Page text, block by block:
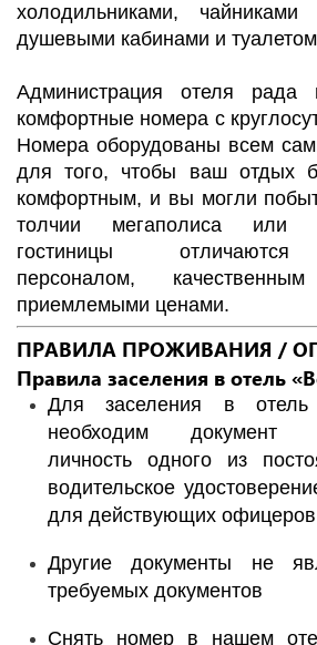
холодильниками,
душевыми кабинами и
Администрация отеля рада
комфортные номера с
Номера оборудованы всем
для того, чтобы ваш отдых
комфортным, и вы могли
толчии мегаполиса или
гостиницы отличаются
персоналом,
приемлемыми ценами.
ПРАВИЛА ПРОЖИВАНИЯ /
Правила заселения в отель
Для заселения в отель
необходим документ
личность одного из
водительское
для действующих офицеров
Другие документы не
требуемых документов
Снять номер в нашем